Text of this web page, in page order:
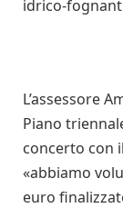
idrico-
L’assessore
Piano
concerto con
«abbiamo
euro